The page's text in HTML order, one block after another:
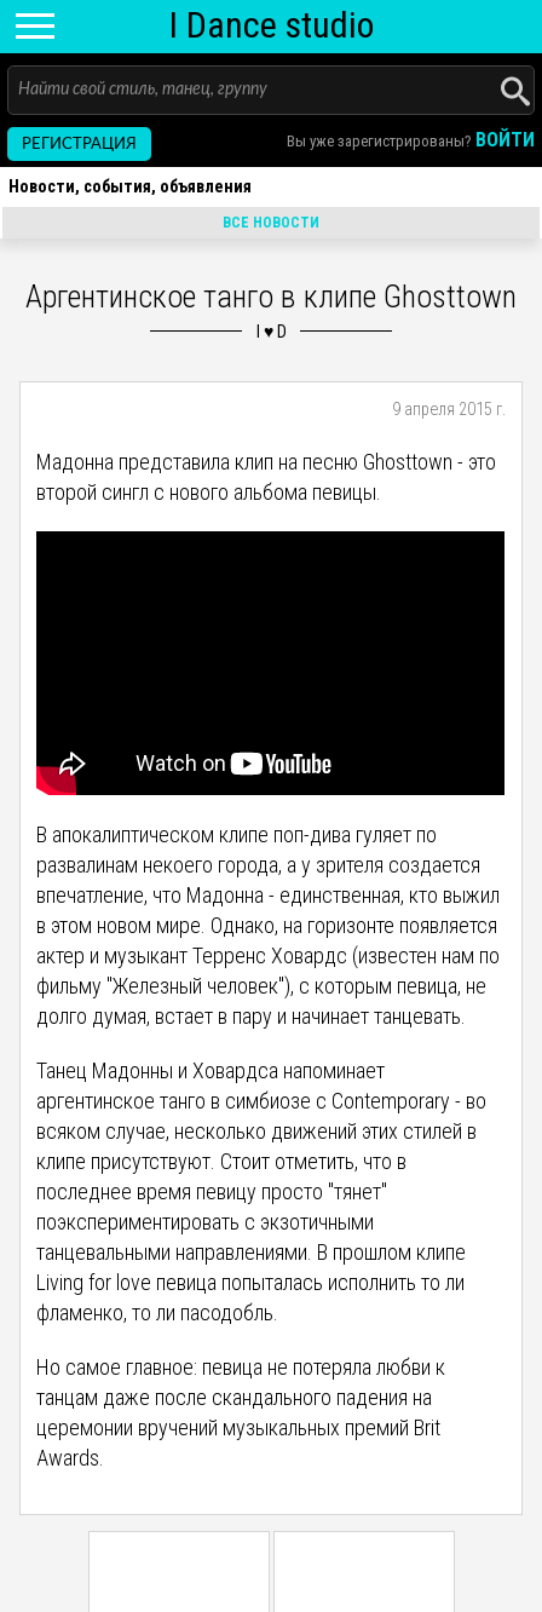
I Dance studio
Вы уже зарегистрированы? ВОЙТИ
РЕГИСТРАЦИЯ
Новости, события, объявления
ВСЕ НОВОСТИ
Аргентинское танго в клипе Ghosttown
9 апреля 2015 г.
Мадонна представила клип на песню Ghosttown - это
второй сингл с нового альбома певицы.
В апокалиптическом клипе поп-дива гуляет по
развалинам некоего города, а у зрителя создается
впечатление, что Мадонна - единственная, кто выжил
в этом новом мире. Однако, на горизонте появляется
актер и музыкант Терренс Ховардс (известен нам по
фильму "Железный человек"), с которым певица, не
долго думая, встает в пару и начинает танцевать.
Танец Мадонны и Ховардса напоминает
аргентинское танго в симбиозе с Contemporary - во
всяком случае, несколько движений этих стилей в
клипе присутствуют. Стоит отметить, что в
последнее время певицу просто "тянет"
поэкспериментировать с экзотичными
танцевальными направлениями. В прошлом клипе
Living for love певица попыталась исполнить то ли
фламенко, то ли пасодобль.
Но самое главное: певица не потеряла любви к
танцам даже после скандального падения на
церемонии вручений музыкальных премий Brit
Awards.